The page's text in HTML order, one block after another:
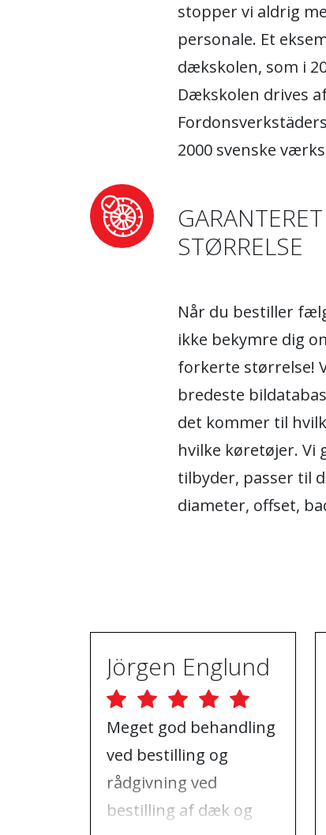
stopper vi aldrig
personale. Et
dækskolen, som i
Dækskolen drives
2000 svenske
STØRRELSE
Når du bestiller
ikke bekymre dig
forkerte størrelse!
bredeste
det kommer til
hvilke køretøjer. Vi
tilbyder, passer til
diameter, offset,
Jörgen Englund
Meget god behandling
ved bestilling og
rådgivning ved
bestilling af dæk og